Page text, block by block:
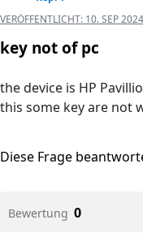
VERÖFFENTLICHT: 10. SEP 2024
key not of pc
the device is HP
this some key are not
Diese Frage
Bewertung 0